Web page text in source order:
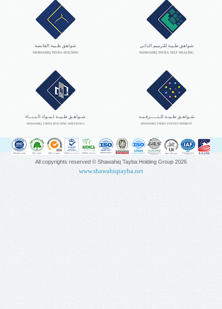
شواهق طـيبة القابضة
SHAWAHIQ TAYBA HOLDING
شواهق طـيبة للترميم الذاتي
SHAWAHIQ TAYBA SELF HEALING
شـواهـق طـيبـة لـمـواد الـبـنــاء
SHAWAHIQ TAYBA BUILDING MATERIALS
شـواهـق طـيبـة للـتـــــرفـيـه
SHAWAHIQ TAYBA ENTERTAINMENT
All copyrights reserved © Shawahiq Tayba Holding Group 2026
www.shawahiqtayba.net